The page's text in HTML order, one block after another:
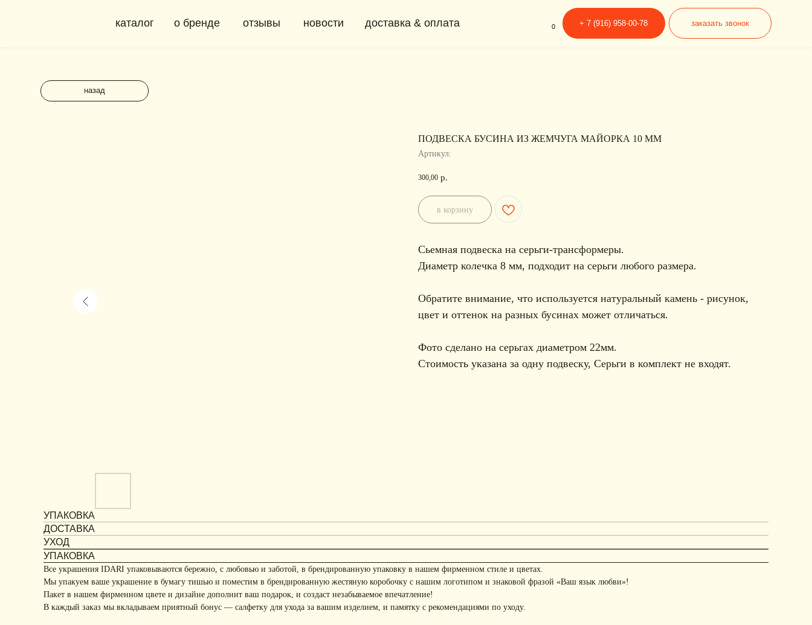
о бренде
каталог доставка & оплата
новости
отзывы заказать звонок
+ 7 (916) 958-00-78
назад
ПОДВЕСКА БУСИНА ИЗ ЖЕМЧУГА МАЙОРКА 10 ММ
Артикул:
300,00 р.
в корзину
Сьемная подвеска на серьги-трансформеры.
Диаметр колечка 8 мм, подходит на серьги любого размера.
Обратите внимание, что используется натуральный камень - рисунок,
цвет и оттенок на разных бусинах может отличаться.
Фото сделано на серьгах диаметром 22мм.
Стоимость указана за одну подвеску, Серьги в комплект не входят.
УПАКОВКА
ДОСТАВКА
УХОД
УПАКОВКА
Все украшения IDARI упаковываются бережно, с любовью и заботой, в брендированную упаковку в нашем фирменном стиле и цветах.
Мы упакуем ваше украшение в бумагу тишью и поместим в брендированную жестяную коробочку с нашим логотипом и знаковой фразой «Ваш язык любви»!
Пакет в нашем фирменном цвете и дизайне дополнит ваш подарок, и создаст незабываемое впечатление!
В каждый заказ мы вкладываем приятный бонус — салфетку для ухода за вашим изделием, и памятку с рекомендациями по уходу.